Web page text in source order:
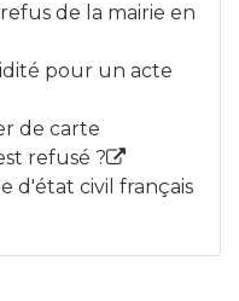
de la mairie en
pour un acte
de carte
refusé ?
d'état civil français